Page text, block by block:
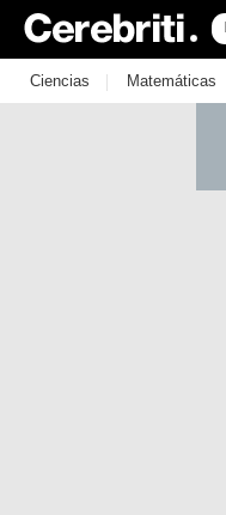
Ciencias | Matemáticas